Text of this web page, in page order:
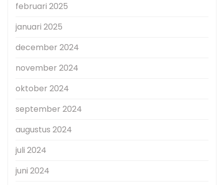
februari 2025
januari 2025
december 2024
november 2024
oktober 2024
september 2024
augustus 2024
juli 2024
juni 2024